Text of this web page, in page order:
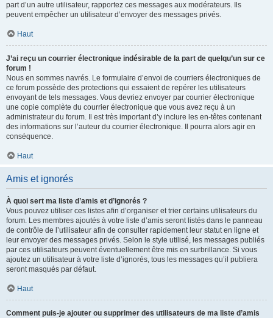
part d’un autre utilisateur, rapportez ces messages aux modérateurs. Ils
peuvent empêcher un utilisateur d’envoyer des messages privés.
Haut
J’ai reçu un courrier électronique indésirable de la part de quelqu’un sur ce
forum !
Nous en sommes navrés. Le formulaire d’envoi de courriers électroniques de
ce forum possède des protections qui essaient de repérer les utilisateurs
envoyant de tels messages. Vous devriez envoyer par courrier électronique
une copie complète du courrier électronique que vous avez reçu à un
administrateur du forum. Il est très important d’y inclure les en-têtes contenant
des informations sur l’auteur du courrier électronique. Il pourra alors agir en
conséquence.
Haut
Amis et ignorés
À quoi sert ma liste d’amis et d’ignorés ?
Vous pouvez utiliser ces listes afin d’organiser et trier certains utilisateurs du
forum. Les membres ajoutés à votre liste d’amis seront listés dans le panneau
de contrôle de l’utilisateur afin de consulter rapidement leur statut en ligne et
leur envoyer des messages privés. Selon le style utilisé, les messages publiés
par ces utilisateurs peuvent éventuellement être mis en surbrillance. Si vous
ajoutez un utilisateur à votre liste d’ignorés, tous les messages qu’il publiera
seront masqués par défaut.
Haut
Comment puis-je ajouter ou supprimer des utilisateurs de ma liste d’amis